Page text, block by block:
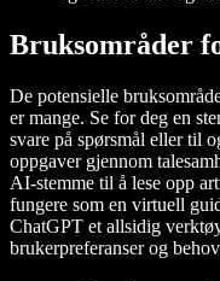
Bruksområder
De potensielle
er mange. Se for deg en
svare på spørsmål eller til
oppgaver gjennom
AI-stemme til å lese opp
fungere som en virtuell
ChatGPT et allsidig
brukerpreferanser og